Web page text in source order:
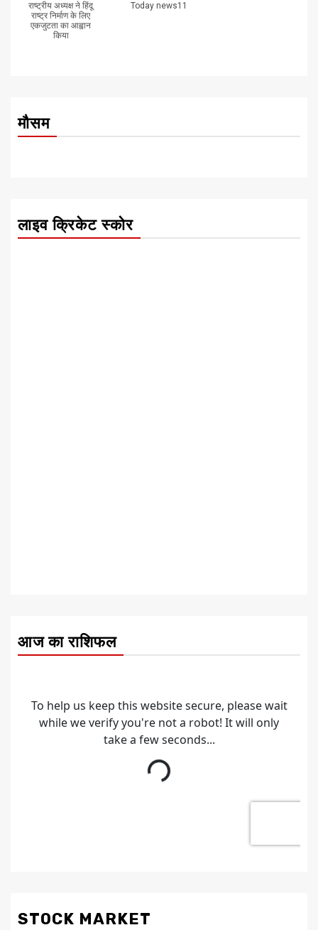
राष्ट्रीय अध्यक्ष ने हिंदू
राष्ट्र निर्माण के लिए
एकजुटता का आह्वान
किया
Today news11
मौसम
लाइव क्रिकेट स्कोर
आज का राशिफल
STOCK MARKET